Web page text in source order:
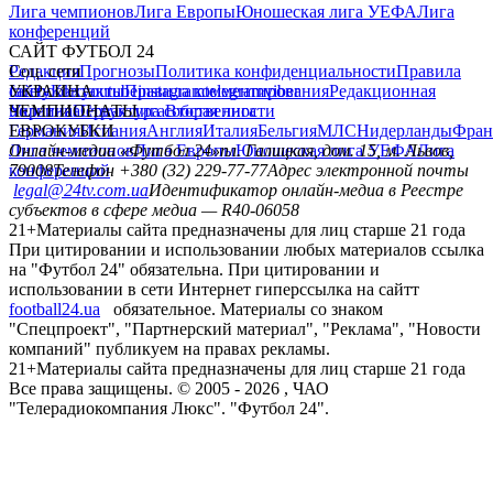
Лига чемпионовЛига ЕвропыЮношеская лига УЕФАЛига
конференций
САЙТ ФУТБОЛ 24
РедакцияПрогнозыПолитика конфиденциальностиПравила
сайтуКонтактыПравила комментированияРедакционная
политикаСтруктура собственности
Соц. сети
facebookxyoutubeinstagramtelegramviber
УКРАИНА
УкраинаПервая лигаВторая лига
ЧЕМПИОНАТЫ
ГерманияИспанияАнглияИталияБельгияМЛСНидерланды
ЕВРОКУБКИ
Лига чемпионовЛига ЕвропыЮношеская лига УЕФАЛига
конференций
Онлайн-медиа «Футбол 24»пл. Галицкая, дом. 15, м. Львов,
79008Телефон +380 (32) 229-77-77Адрес электронной почты
legal@24tv.com.uaИдентификатор онлайн-медиа в Реестре
субъектов в сфере медиа — R40-06058
21+Материалы сайта предназначены для лиц старше 21 года
При цитировании и использовании любых материалов ссылка
на "Футбол 24" обязательна. При цитировании и
использовании в сети Интернет гиперссылка на сайтт
football24.ua
обязательное. Материалы со знаком
"Спецпроект", "Партнерский материал", "Реклама", "Новости
компаний" публикуем на правах рекламы.
21+Материалы сайта предназначены для лиц старше 21 года
Все права защищены. © 2005 - 2026 , ЧАО
"Телерадиокомпания Люкс". "Футбол 24".